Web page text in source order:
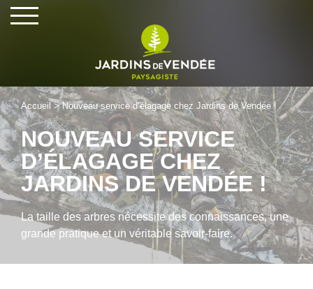
Accueil >Nouveau service d’élagage chez Jardins de Vendée !
NOUVEAU SERVICE
D’ÉLAGAGE CHEZ
JARDINS DE VENDÉE !
La taille des arbres nécessite des connaissances, une
grande pratique et un véritable savoir-faire.
Cookies management panel